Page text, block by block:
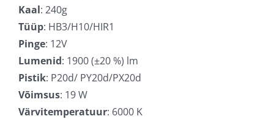
Kaal: 240g
Tüüp: HB3/H10/HIR1
Pinge: 12V
Lumenid: 1900 (±20 %) lm
Pistik: P20d/ PY20d/PX20d
Võimsus: 19 W
Värvitemperatuur: 6000 K